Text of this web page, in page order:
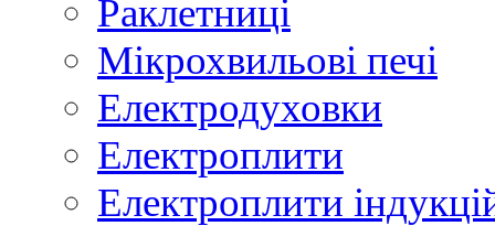
Раклетниці
Мікрохвильові печі
Електродуховки
Електроплити
Електроплити